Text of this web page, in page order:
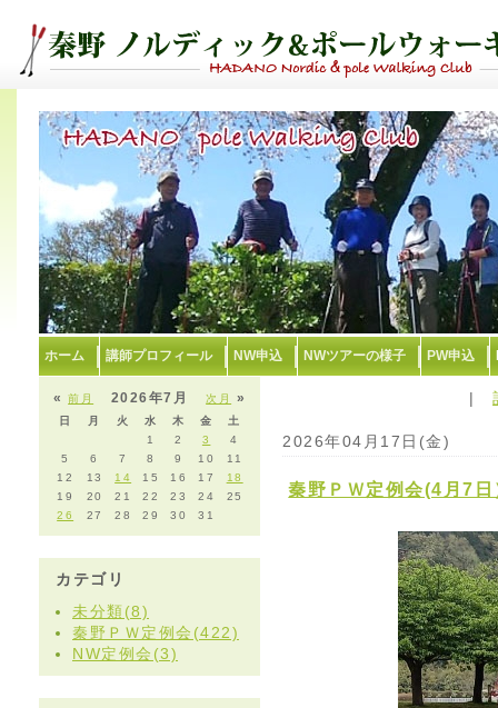
ホーム 講師プロフィール NW申込 NWツアーの様子 PW申込
«前月 次月 »
2026年7月
日 月 火 水 木 金
土
1
2 3
4
5
6 7 8 9 10
11
12
13 14 15 16 17
18
19
20 21 22 23 24
25
26
27 28 29 30 31
カテゴリ
未分類(8)
秦野ＰＷ定例会(422)
NW定例会(3)
|
2026年04月17日(金)
秦野ＰＷ定例会(4月7日